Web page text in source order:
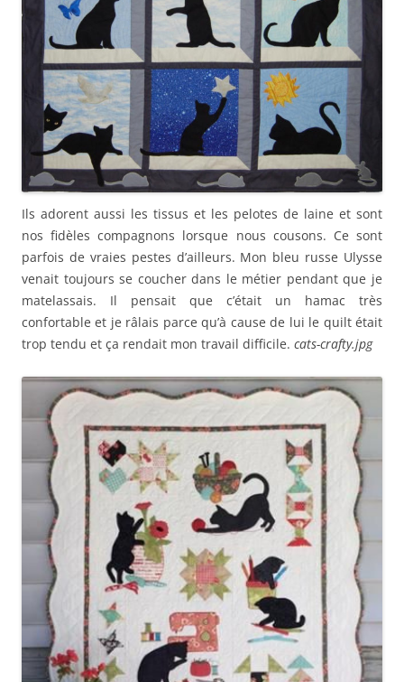
Ils adorent aussi les tissus et les pelotes de laine et sont
nos fidèles compagnons lorsque nous cousons. Ce sont
parfois de vraies pestes d’ailleurs. Mon bleu russe Ulysse
venait toujours se coucher dans le métier pendant que je
matelassais. Il pensait que c’était un hamac très
confortable et je râlais parce qu’à cause de lui le quilt était
trop tendu et ça rendait mon travail difficile. cats-crafty.jpg